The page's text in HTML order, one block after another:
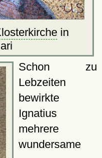
in
Schon zu
Lebzeiten
bewirkte
Ignatius
mehrere
wundersame